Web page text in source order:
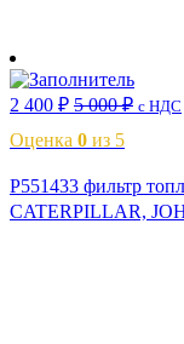
2 400 ₽ 5 000₽ с НДС
Оценка 0 из 5
P551433 фильтр
CATERPILLAR,